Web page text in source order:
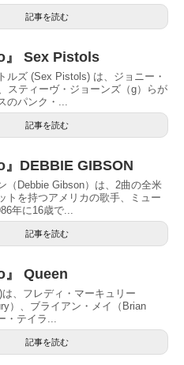
記事を読む
』 Sex Pistols
ルズ (Sex Pistols) は、ジョニー・
スティーヴ・ジョーンズ（g）らが
のパンク・...
記事を読む
』DEBBIE GIBSON
（Debbie Gibson）は、2曲の全米
トを持つアメリカの歌手、ミュー
年に16歳で...
記事を読む
』 Queen
、フレディ・マーキュリー
）、ブライアン・メイ（Brian
・テイラ...
記事を読む